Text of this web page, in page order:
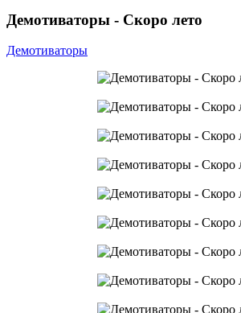
Демотиваторы - Скоро лето
Демотиваторы